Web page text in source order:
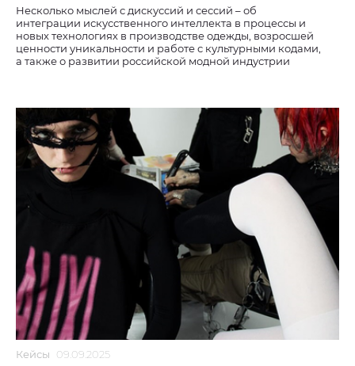
Несколько мыслей с дискуссий и сессий – об
интеграции искусственного интеллекта в процессы и
новых технологиях в производстве одежды, возросшей
ценности уникальности и работе с культурными кодами,
а также о развитии российской модной индустрии
Кейсы 09.09.2025